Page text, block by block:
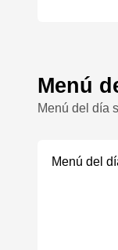
Menú
Menú del día
Menú del